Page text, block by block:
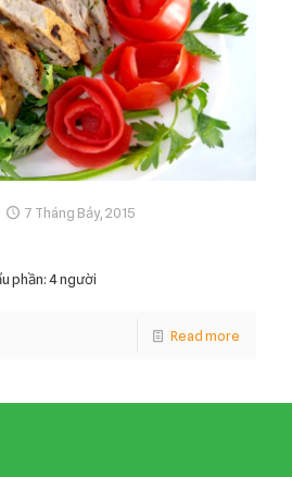
7 Tháng Bảy, 2015
phần: 4 người
Read more